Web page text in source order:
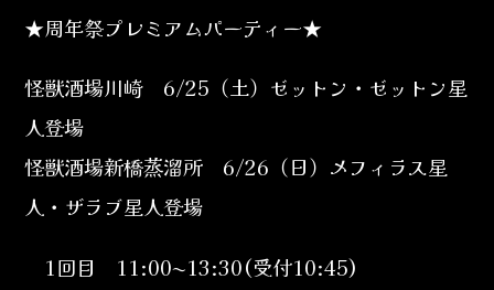
★周年祭プレミアムパーティー★
怪獣酒場川崎 6/25（土）ゼットン・ゼットン星
人登場
怪獣酒場新橋蒸溜所 6/26（日）メフィラス星
人・ザラブ星人登場
1回目 11:00~13:30(受付10:45)